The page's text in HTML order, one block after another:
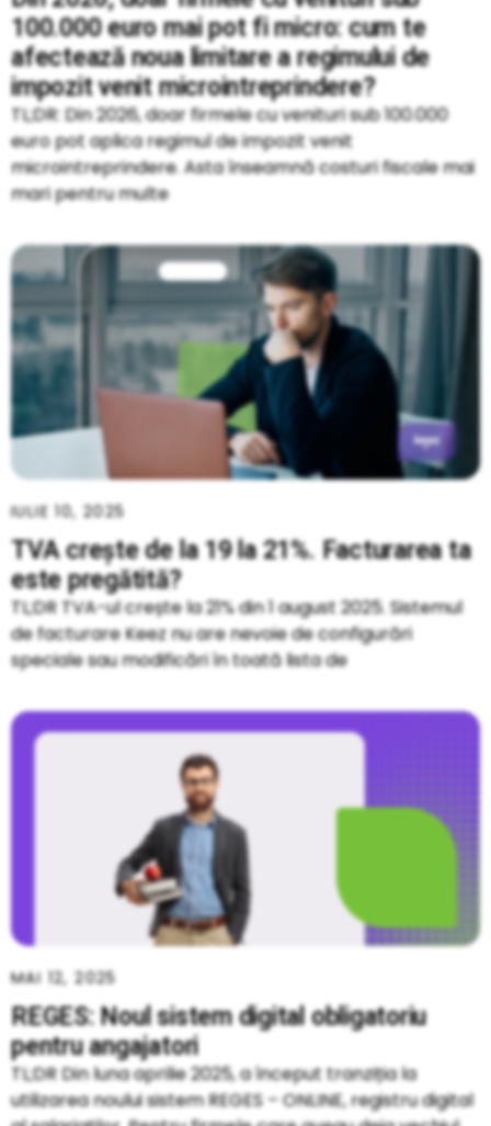
100.000 euro mai pot fi micro: cum te
afectează noua limitare a regimului de
impozit venit microintreprindere?
TL;DR: Din 2026, doar firmele cu venituri sub 100.000
euro pot aplica regimul de impozit venit
microintreprindere. Asta înseamnă costuri fiscale mai
mari pentru multe
TVA crește de la 19 la 21%. Facturarea ta
este pregătită?
IULIE 10, 2025
TL;DR TVA-ul crește la 21% din 1 august 2025. Sistemul
de facturare Keez nu are nevoie de configurări
speciale sau modificări în toată lista de
REGES: Noul sistem digital obligatoriu
pentru angajatori
MAI 12, 2025
TL;DR Din luna aprilie 2025, a început tranziția la
utilizarea noului sistem REGES – ONLINE, registru digital